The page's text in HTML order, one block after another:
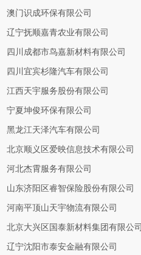
澳门识成环保有限公司
辽宁抚顺嘉青农业有限公司
四川成都市鸟嘉新材料有限公司
四川宜宾杉隆汽车有限公司
江西天宇服务股份有限公司
宁夏坤俊环保有限公司
黑龙江天泽汽车有限公司
北京顺义区爱映信息技术有限公司
河北杰霄服务有限公司
山东济阳区睿智保险股份有限公司
河南平顶山天宇物流有限公司
北京大兴区国泰新材料集团有限公司
辽宁沈阳市泰安金融有限公司